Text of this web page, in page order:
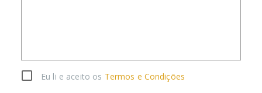
Eu li e aceito os Termos e Condições